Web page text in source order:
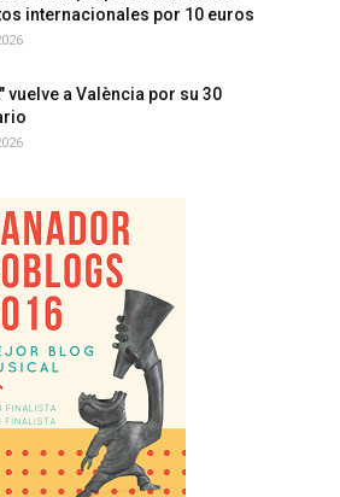
internacionales por 10 euros
vuelve a València por su 30